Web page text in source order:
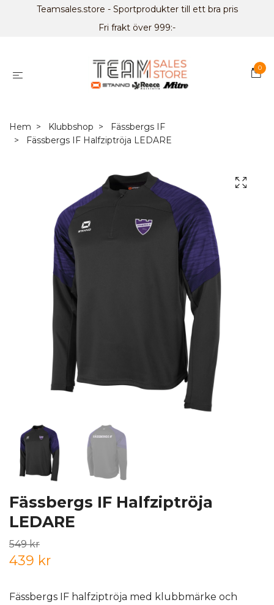
Teamsales.store - Sportprodukter till ett bra pris
Fri frakt över 999:-
0
Hem Klubbshop
Fässbergs IF
Fässbergs IF Halfziptröja LEDARE
Fässbergs IF Halfziptröja
LEDARE
549 kr
439 kr
Fässbergs IF halfziptröja med klubbmärke och